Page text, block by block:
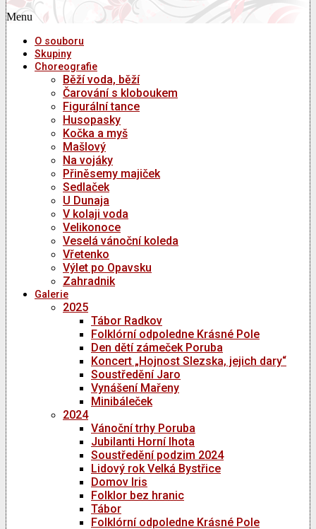
Menu
O souboru
Skupiny
Choreografie
Běží voda, běží
Čarování s kloboukem
Figurální tance
Husopasky
Kočka a myš
Mašlový
Na vojáky
Přiněsemy majiček
Sedlaček
U Dunaja
V kolaji voda
Velikonoce
Veselá vánoční koleda
Vřetenko
Výlet po Opavsku
Zahradnik
Galerie
2025
Tábor Radkov
Folklórní odpoledne Krásné Pole
Den dětí zámeček Poruba
Koncert „Hojnost Slezska, jejich dary“
Soustředění Jaro
Vynášení Mařeny
Minibáleček
2024
Vánoční trhy Poruba
Jubilanti Horní lhota
Soustředění podzim 2024
Lidový rok Velká Bystřice
Domov Iris
Folklor bez hranic
Tábor
Folklórní odpoledne Krásné Pole